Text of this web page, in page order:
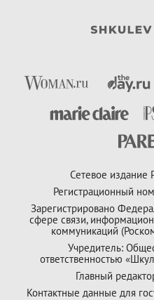
Сетевое издание
Регистрационный
Зарегистрировано
сфере связи,
коммуникаций
Учредитель:
ответственностью
Главный
Контактные данные для